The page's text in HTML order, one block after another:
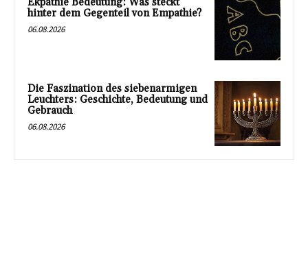
hinter dem Gegenteil von Empathie?
06.08.2026
Die Faszination des siebenarmigen
Leuchters: Geschichte, Bedeutung und
Gebrauch
06.08.2026